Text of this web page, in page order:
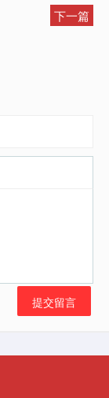
下一篇
提交留言